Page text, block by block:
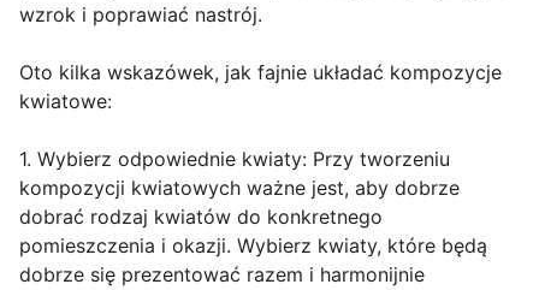
wzrok i poprawiać nastrój.
Oto kilka wskazówek, jak fajnie układać kompozycje
kwiatowe:
1. Wybierz odpowiednie kwiaty: Przy tworzeniu
kompozycji kwiatowych ważne jest, aby dobrze
dobrać rodzaj kwiatów do konkretnego
pomieszczenia i okazji. Wybierz kwiaty, które będą
dobrze się prezentować razem i harmonijnie